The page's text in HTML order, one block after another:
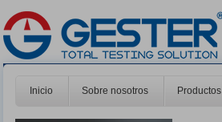
Inicio Sobre nosotros Productos